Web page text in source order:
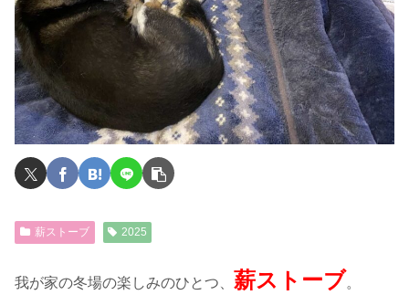
薪ストーブ 2025
我が家の冬場の楽しみのひとつ、 薪ストーブ。